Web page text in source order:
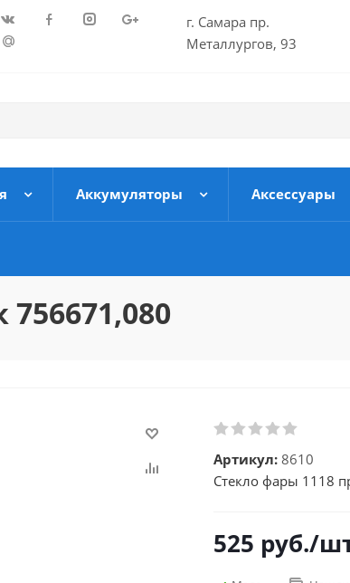
г. Самара пр.
Металлургов, 93
Аккумуляторы Аксессуары
Артикул: 8610
Стекло фары 1118
525 руб./